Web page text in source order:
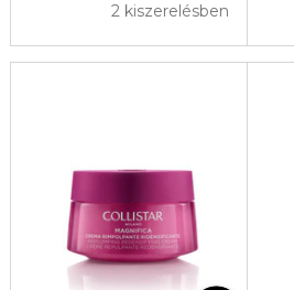
2 kiszerelésben